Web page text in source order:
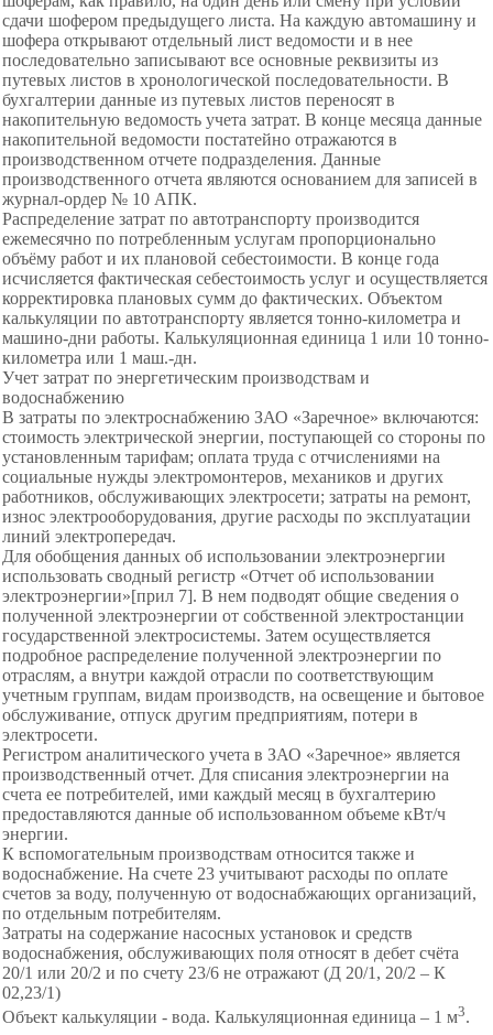
сдачи шофером предыдущего листа. На каждую автомашину и
шофера открывают отдельный лист ведомости и в нее
последовательно записывают все основные реквизиты из
путевых листов в хронологической последовательности. В
бухгалтерии данные из путевых листов переносят в
накопительную ведомость учета затрат. В конце месяца данные
накопительной ведомости постатейно отражаются в
производственном отчете подразделения. Данные
производственного отчета являются основанием для записей в
журнал-ордер № 10 АПК.
Распределение затрат по автотранспорту производится
ежемесячно по потребленным услугам пропорционально
объёму работ и их плановой себестоимости. В конце года
исчисляется фактическая себестоимость услуг и осуществляется
корректировка плановых сумм до фактических. Объектом
калькуляции по автотранспорту является тонно-километра и
машино-дни работы. Калькуляционная единица 1 или 10 тонно-
километра или 1 маш.-дн.
Учет затрат по энергетическим производствам и
водоснабжению
В затраты по электроснабжению ЗАО «Заречное» включаются:
стоимость электрической энергии, поступающей со стороны по
установленным тарифам; оплата труда с отчислениями на
социальные нужды электромонтеров, механиков и других
работников, обслуживающих электросети; затраты на ремонт,
износ электрооборудования, другие расходы по эксплуатации
линий электропередач.
Для обобщения данных об использовании электроэнергии
использовать сводный регистр «Отчет об использовании
электроэнергии»[прил 7]. В нем подводят общие сведения о
полученной электроэнергии от собственной электростанции
государственной электросистемы. Затем осуществляется
подробное распределение полученной электроэнергии по
отраслям, а внутри каждой отрасли по соответствующим
учетным группам, видам производств, на освещение и бытовое
обслуживание, отпуск другим предприятиям, потери в
электросети.
Регистром аналитического учета в ЗАО «Заречное» является
производственный отчет. Для списания электроэнергии на
счета ее потребителей, ими каждый месяц в бухгалтерию
предоставляются данные об использованном объеме кВт/ч
энергии.
К вспомогательным производствам относится также и
водоснабжение. На счете 23 учитывают расходы по оплате
счетов за воду, полученную от водоснабжающих организаций,
по отдельным потребителям.
Затраты на содержание насосных установок и средств
водоснабжения, обслуживающих поля относят в дебет счёта
20/1 или 20/2 и по счету 23/6 не отражают (Д 20/1, 20/2 – К
02,23/1)
Объект калькуляции - вода. Калькуляционная единица – 1 м3.